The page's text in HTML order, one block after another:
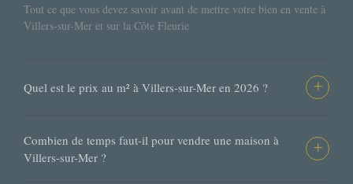
Tout ce que vous devez savoir avant de mettre votre bien en vente à
Villers-sur-Mer et sur la Côte Fleurie
Quel est le prix au m² à Villers-sur-Mer en 2026 ? +
Côte Fleurie, tout en offrant une valorisation régulière
portée par la demande parisienne. En 2026, les appartements
Combien de temps faut-il pour vendre une maison à
Villers-sur-Mer ?
+